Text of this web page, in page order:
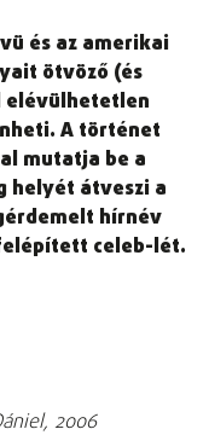
és az amerikai
ötvöző (és
elévülhetetlen
A történet
mutatja be a
helyét átveszi a
hírnév
celeb-lét.
2006